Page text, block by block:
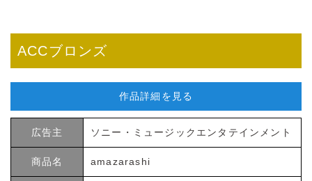
ACCブロンズ
作品詳細を見る
広告主 ソニー・ミュージックエンタテインメント
商品名 amazarashi